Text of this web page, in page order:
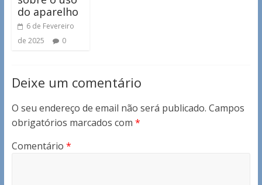
do aparelho
6 de Fevereiro
de 2025
0
Deixe um comentário
O seu endereço de email não será publicado. Campos
obrigatórios marcados com *
Comentário *